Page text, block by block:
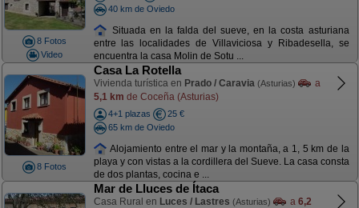
8 Fotos
Video
40 km de Oviedo
Situada en la falda del sueve, en la costa asturiana
entre las localidades de Villaviciosa y Ribadesella, se
encuentra la casa Molin de Sotu ...
8 Fotos
Casa La Rotella
Vivienda turística en Prado / Caravia (Asturias)
a
5,1 km de Coceña (Asturias)
4+1 plazas
25 €
65 km de Oviedo
Alojamiento entre el mar y la montaña, a 1, 5 km de la
playa y con vistas a la cordillera del Sueve. La casa consta
de dos plantas, cocina e ...
Mar de Lluces de Ítaca
Casa Rural en Luces / Lastres (Asturias) a 6,2